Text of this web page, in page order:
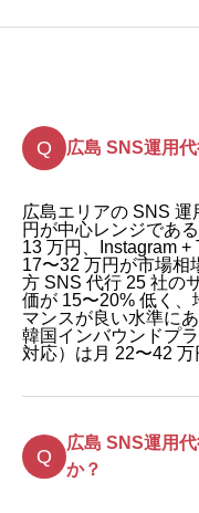
広島 SNS運用
広島エリアの SNS
円が中心レンジであ
13 万円、Instagram +
17〜32 万円が市場相
方 SNS 代行 25 社の
価が 15〜20% 低く
マンスが良い水準に
韓国インバウンドプ
対応）は月 22〜42 万
広島 SNS運用
か？